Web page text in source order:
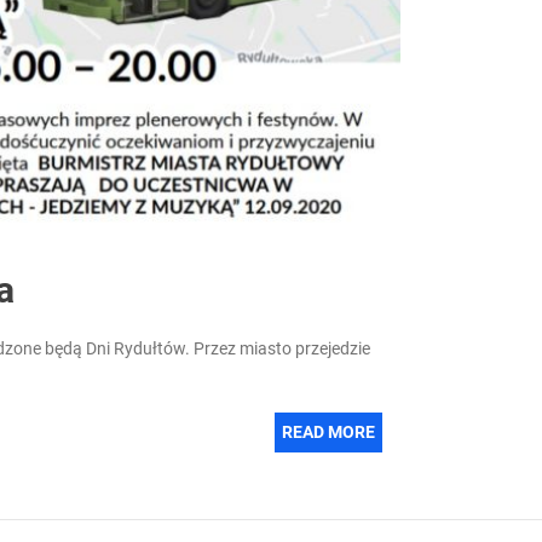
będą Dni Rydułtów. Przez miasto przejedzie
READ MORE